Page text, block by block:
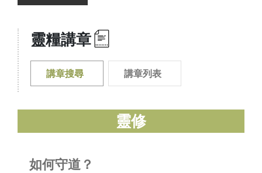
靈糧講章
講章搜尋 講章列表
靈修
如何守道？